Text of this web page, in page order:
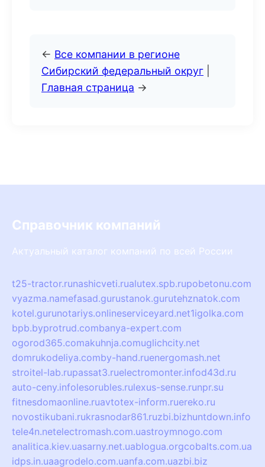
← Все компании в регионе
Сибирский федеральный округ
Главная страница →
Справочник компаний
Актуальный каталог компаний по всей России
t25-tractor.runashicveti.rualutex.spb.rupobetonu.com
vyazma.namefasad.gurustanok.gurutehznatok.com
kotel.gurunotariys.onlineserviceyard.net1igolka.com
bpb.byprotrud.combanya-expert.com
ogorod365.comakuhnja.comuglichcity.net
domrukodeliya.comby-hand.ruenergomash.net
stroitel-lab.rupassat3.ruelectromonter.infod43d.ru
auto-ceny.infolesorubles.rulexus-sense.runpr.su
fitnesdomaonline.ruavtotex-inform.ruereko.ru
novostikubani.rukrasnodar861.ruzbi.bizhuntdown.info
tele4n.netelectromash.com.uastroymnogo.com
analitica.kiev.uasarny.net.uablogua.orgcobalts.com.ua
idps.in.uaagrodelo.com.uanfa.com.uazbi.biz